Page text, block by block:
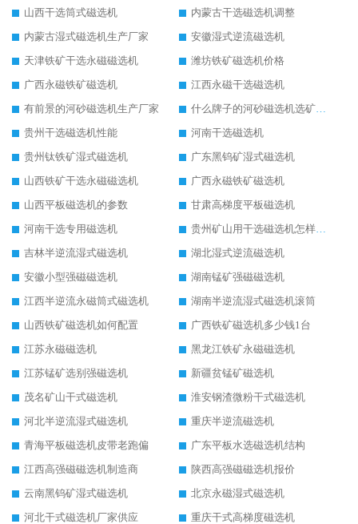
山西干选筒式磁选机
内蒙古干选磁选机调整
内蒙古湿式磁选机生产厂家
安徽湿式逆流磁选机
天津铁矿干选永磁磁选机
潍坊铁矿磁选机价格
广西永磁铁矿磁选机
江西永磁干选磁选机
有前景的河砂磁选机生产厂家
贵州干选磁选机性能
河南干选磁选机
贵州钛铁矿湿式磁选机
广东黑钨矿湿式磁选机
山西铁矿干选永磁磁选机
广西永磁铁矿磁选机
山西平板磁选机的参数
甘肃高梯度平板磁选机
河南干选专用磁选机
吉林半逆流湿式磁选机
湖北湿式逆流磁选机
安徽小型强磁磁选机
湖南锰矿强磁磁选机
江西半逆流永磁筒式磁选机
湖南半逆流湿式磁选机滚筒
山西铁矿磁选机如何配置
广西铁矿磁选机多少钱1台
江苏永磁磁选机
黑龙江铁矿永磁磁选机
江苏锰矿选别强磁选机
新疆贫锰矿磁选机
茂名矿山干式磁选机
淮安钢渣微粉干式磁选机
河北半逆流湿式磁选机
重庆半逆流磁选机
青海平板磁选机皮带老跑偏
广东平板水选磁选机结构
江西高强磁磁选机制造商
陕西高强磁磁选机报价
云南黑钨矿湿式磁选机
北京永磁湿式磁选机
河北干式磁选机厂家供应
重庆干式高梯度磁选机